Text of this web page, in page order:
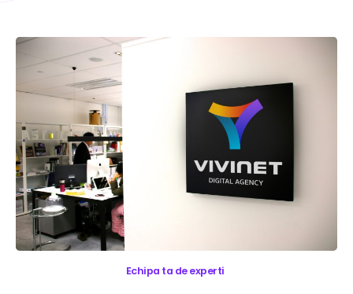
Echipa ta de experti